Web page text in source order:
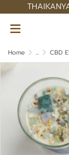
Home ... CBD